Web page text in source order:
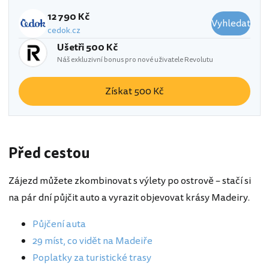
12 790 Kč
cedok.cz
Vyhledat
Ušetři 500 Kč
Náš exkluzivní bonus pro nové uživatele Revolutu
Získat 500 Kč
Před cestou
Zájezd můžete zkombinovat s výlety po ostrově – stačí si
na pár dní půjčit auto a vyrazit objevovat krásy Madeiry.
Půjčení auta
29 míst, co vidět na Madeiře
Poplatky za turistické trasy
Jardim Do Atlantico